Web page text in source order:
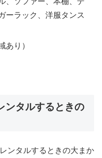
ーラック、洋服タンス
あり）
ンタルするときの
ンタルするときの大まか